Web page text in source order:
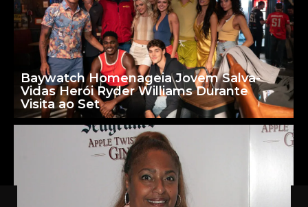
Baywatch Homenageia Jovem Salva-
Vidas Herói Ryder Williams Durante
Visita ao Set